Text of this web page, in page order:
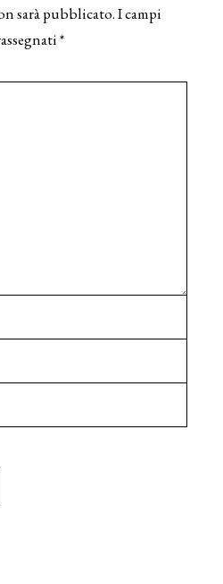
sarà pubblicato.I campi
*